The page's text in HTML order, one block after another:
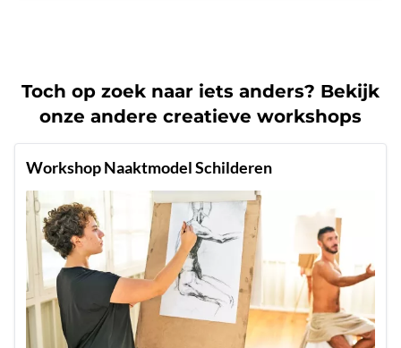
Toch op zoek naar iets anders? Bekijk
onze andere creatieve workshops
Workshop Naaktmodel Schilderen